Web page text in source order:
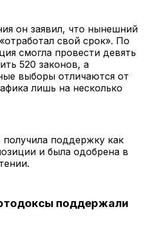
он заявил, что нынешний
свой срок». По
смогла провести девять
520 законов, а
выборы отличаются от
лишь на несколько
поддержку как
и была одобрена в
поддержали